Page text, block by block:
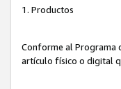
1. Productos
Conforme al Programa
artículo físico o digital